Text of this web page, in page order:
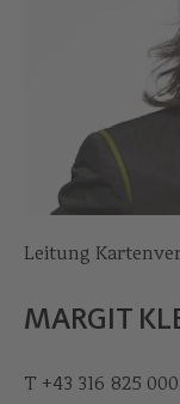
Leitung
MARGIT
T +43 316 825